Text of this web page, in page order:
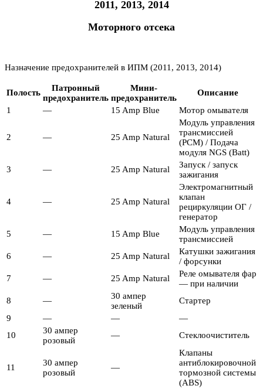
2011, 2013, 2014
Моторного отсека
Назначение предохранителей в ИПМ (2011, 2013, 2014)
Полость
Патронный
предохранитель
Мини-
предохранитель
Описание
1
— 15 Amp Blue Мотор омывателя
2 — 25 Amp Natural
Модуль управления
трансмиссией
(PCM) / Подача
модуля NGS (Batt)
3
— 25 Amp Natural
Запуск / запуск
зажигания
4 — 25 Amp Natural
Электромагнитный
клапан
рециркуляции ОГ /
генератор
5
— 15 Amp Blue
Модуль управления
трансмиссией
6
— 25 Amp Natural
Катушки зажигания
/ форсунки
7
— 25 Amp Natural
Реле омывателя фар
— при наличии
8
—
30 ампер
зеленый
Стартер
9
— —
—
10
30 ампер
розовый
— Стеклоочиститель
11
30 ампер
розовый
—
Клапаны
антиблокировочной
тормозной системы
(ABS)